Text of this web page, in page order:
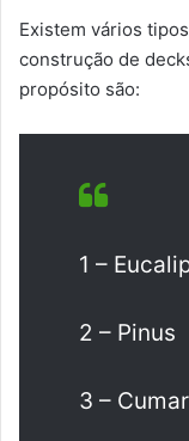
Existem vários
construção de
propósito são:
1 –
2 – Pinus
3 –